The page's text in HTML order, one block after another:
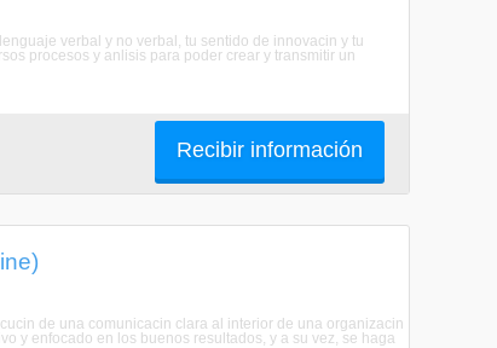
verbal y no verbal, tu sentido de innovacin y tu
procesos y anlisis para poder crear y transmitir un
Recibir información
de una comunicacin clara al interior de una organizacin
y enfocado en los buenos resultados, y a su vez, se haga